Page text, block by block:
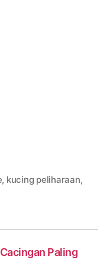
, kucing peliharaan,
Paling